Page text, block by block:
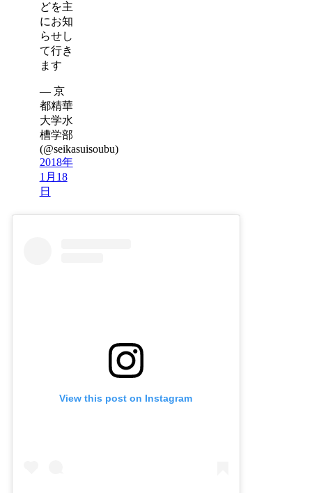
どを主
にお知
らせし
て行き
ます
— 京
都精華
大学水
槽学部
(@seikasuisoubu)
2018年
1月18
日
View this post on Instagram